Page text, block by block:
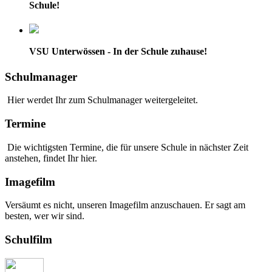
Schule!
VSU Unterwössen - In der Schule zuhause!
Schulmanager
Hier werdet Ihr zum Schulmanager weitergeleitet.
Termine
Die wichtigsten Termine, die für unsere Schule in nächster Zeit
anstehen, findet Ihr hier.
Imagefilm
Versäumt es nicht, unseren Imagefilm anzuschauen. Er sagt am
besten, wer wir sind.
Schulfilm